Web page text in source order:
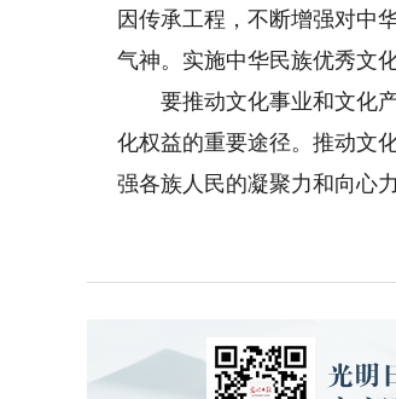
因传承工程，不断增强对中
气神。实施中华民族优秀文
要推动文化事业和文化产
化权益的重要途径。推动文
强各族人民的凝聚力和向心